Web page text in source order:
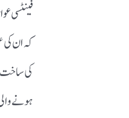
فینٹسی
ہونے